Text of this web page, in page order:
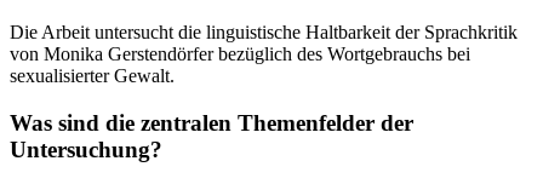
Die Arbeit untersucht die linguistische Haltbarkeit der Sprachkritik
von Monika Gerstendörfer bezüglich des Wortgebrauchs bei
sexualisierter Gewalt.
Was sind die zentralen Themenfelder der
Untersuchung?